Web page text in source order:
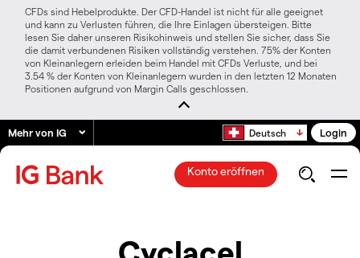
CFDs sind Hebelprodukte. Der CFD-Handel ist nicht für alle geeignet
und kann zu Verlusten führen, die Ihre Einlagen übersteigen. Bitte
lesen Sie daher unseren Risikohinweis und stellen Sie sicher, dass Sie
die damit verbundenen Risiken vollständig verstehen. 75% der Konten
von Kleinanlegern erleiden beim Handel mit CFDs Verluste, und bei
3.54 % der Konten von Kleinanlegern wurden in den letzten 12 Monaten
Positionen aufgrund von Margin Calls geschlossen.
Mehr von IG Deutsch Login
Konto eröffnen